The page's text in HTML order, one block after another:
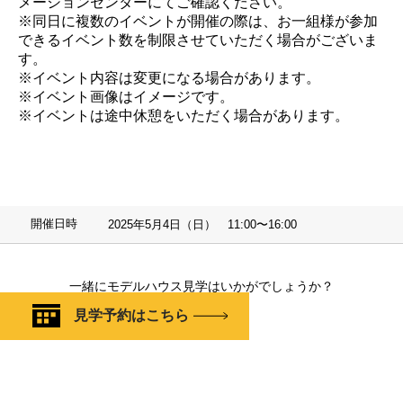
※同日に複数のイベントが開催の際は、お一組様が参加
できるイベント数を制限させていただく場合がございま
す。
※イベント内容は変更になる場合があります。
※イベント画像はイメージです。
※イベントは途中休憩をいただく場合があります。
開催日時 2025年5月4日（日） 11:00〜16:00
一緒にモデルハウス見学はいかがでしょうか？
見学予約はこちら